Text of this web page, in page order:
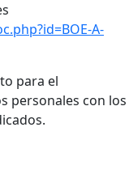
A-
para el
personales con los